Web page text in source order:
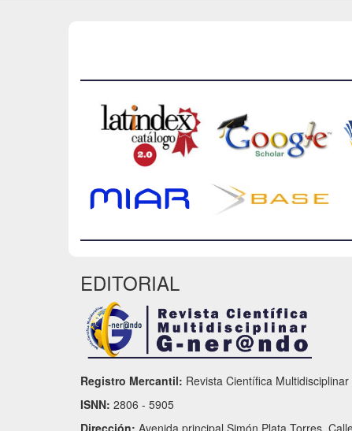
EDITORIAL
Registro Mercantil: Revista Científica
ISNN: 2806 - 5905